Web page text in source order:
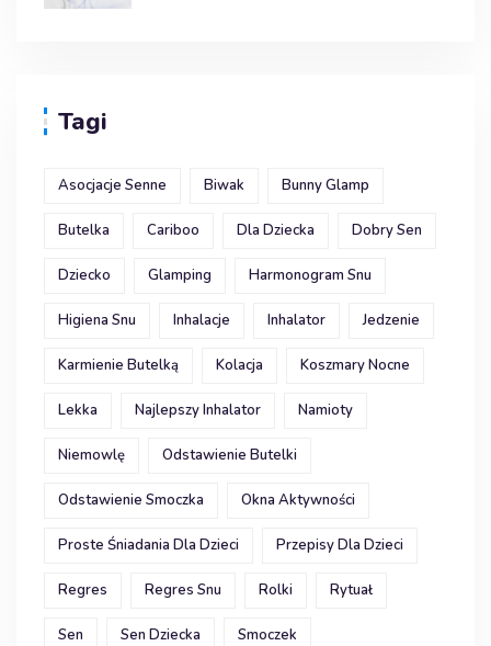
Tagi
Asocjacje Senne Biwak Bunny Glamp
Butelka Cariboo Dla Dziecka Dobry Sen
Dziecko Glamping Harmonogram Snu
Higiena Snu Inhalacje Inhalator Jedzenie
Karmienie Butelką Kolacja Koszmary Nocne
Lekka Najlepszy Inhalator Namioty
Niemowlę Odstawienie Butelki
Odstawienie Smoczka Okna Aktywności
Proste Śniadania Dla Dzieci Przepisy Dla Dzieci
Regres Regres Snu Rolki Rytuał
Sen Sen Dziecka Smoczek